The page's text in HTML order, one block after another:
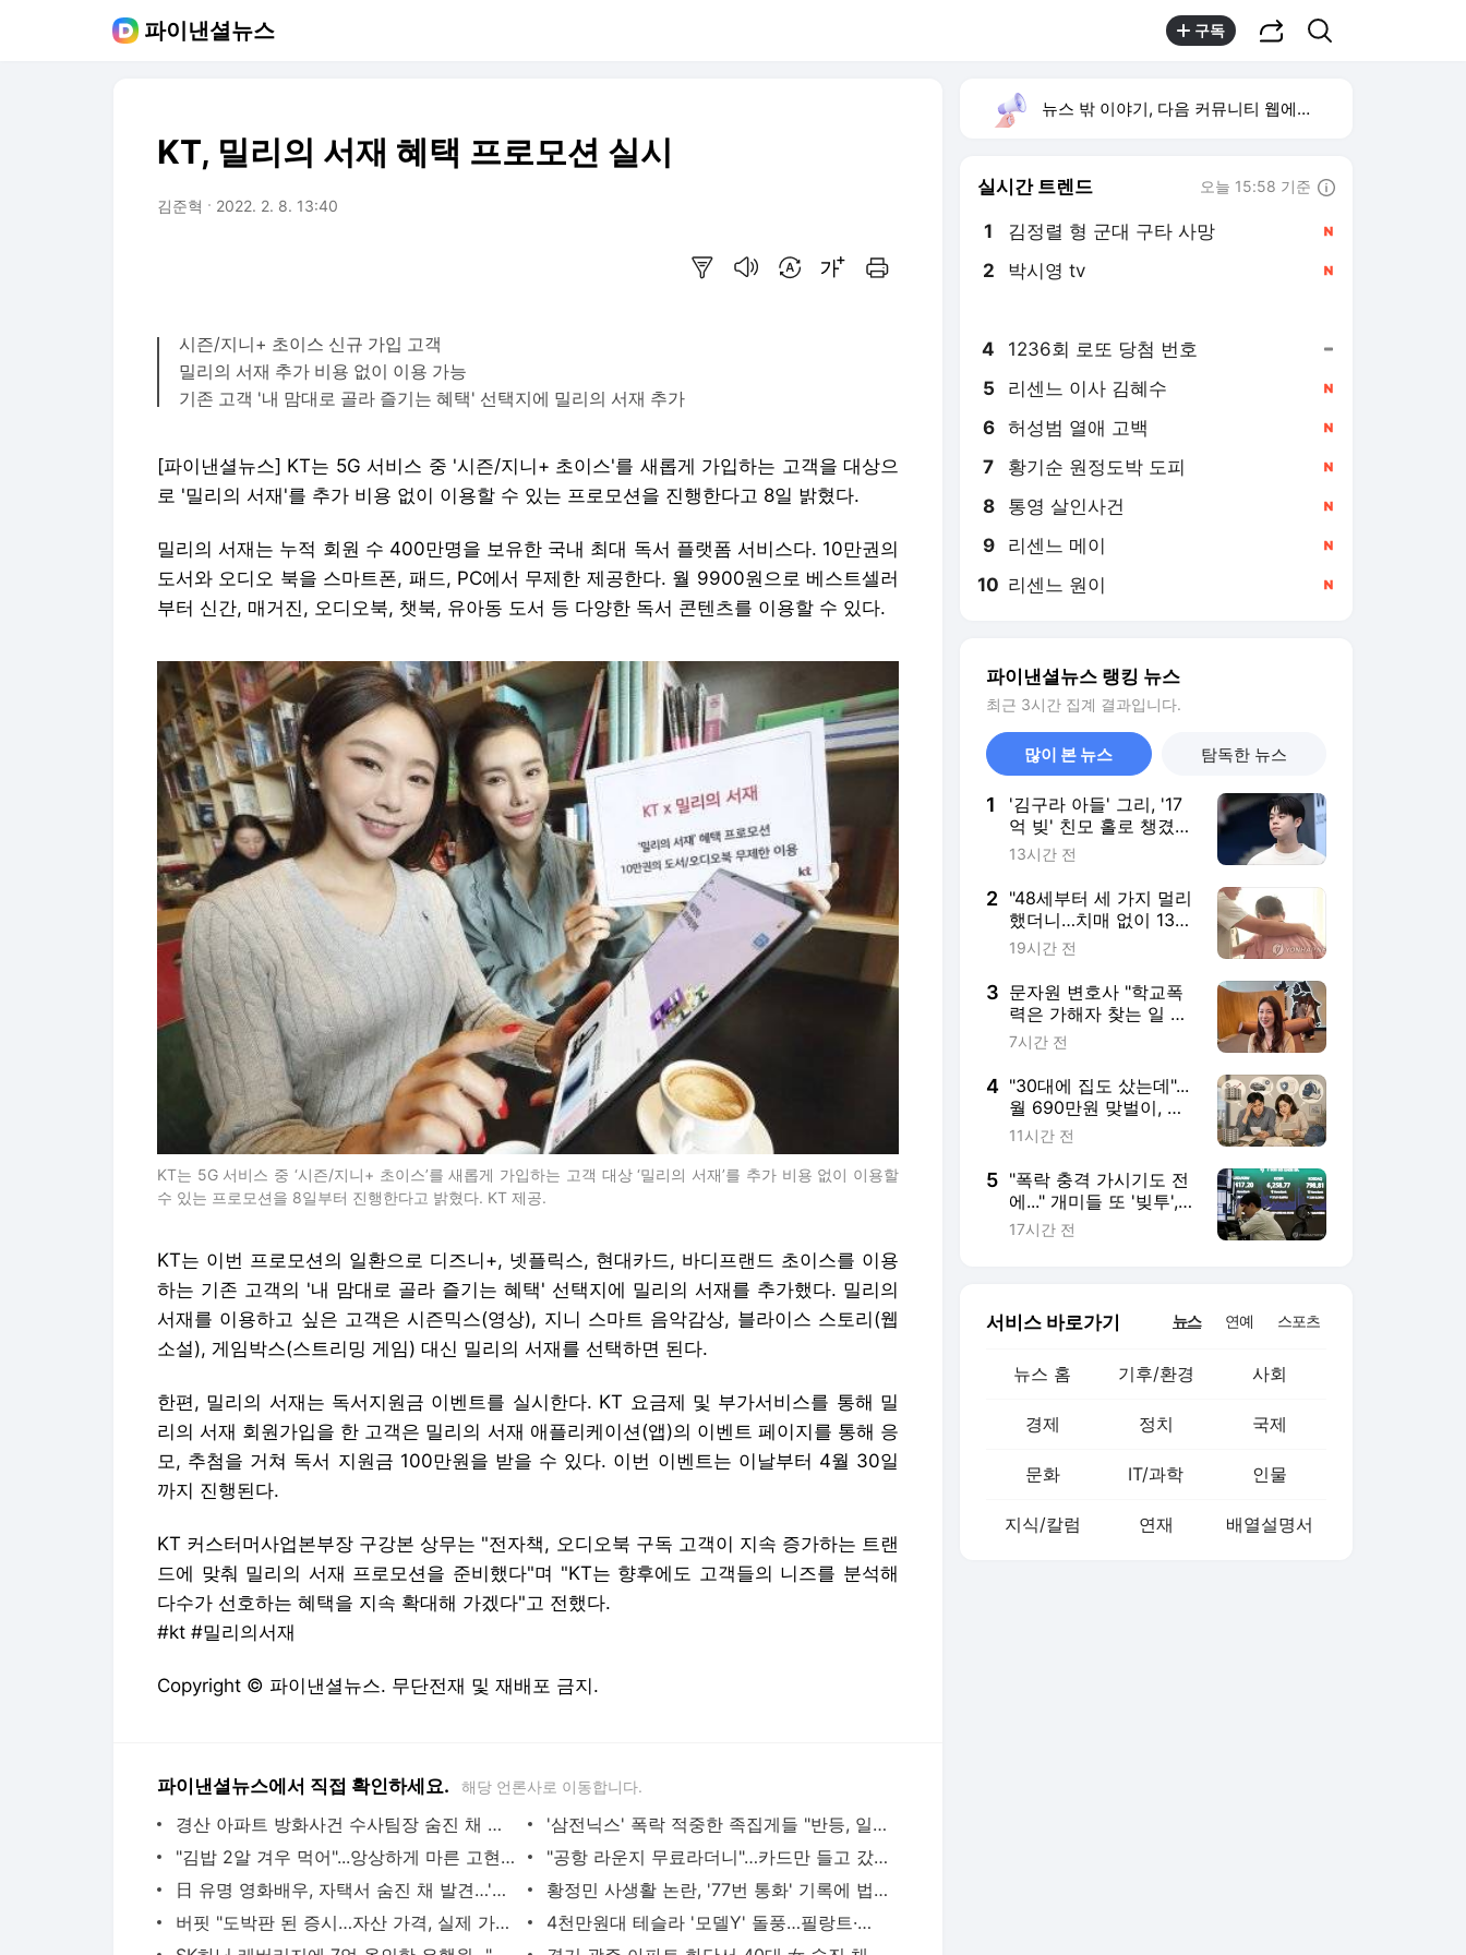
파이낸셜뉴스 구독
KT, 밀리의 서재 혜택 프로모션 실시
김준혁 2022. 2. 8. 13:40
시즌/지니+ 초이스 신규 가입 고객
밀리의 서재 추가 비용 없이 이용 가능
기존 고객 '내 맘대로 골라 즐기는 혜택' 선택지에 밀리의 서재 추가
[파이낸셜뉴스] KT는 5G 서비스 중 '시즌/지니+ 초이스'를 새롭게 가입하는 고객을 대상으
로 '밀리의 서재'를 추가 비용 없이 이용할 수 있는 프로모션을 진행한다고 8일 밝혔다.
밀리의 서재는 누적 회원 수 400만명을 보유한 국내 최대 독서 플랫폼 서비스다. 10만권의
도서와 오디오 북을 스마트폰, 패드, PC에서 무제한 제공한다. 월 9900원으로 베스트셀러
부터 신간, 매거진, 오디오북, 챗북, 유아동 도서 등 다양한 독서 콘텐츠를 이용할 수 있다.
KT는 5G 서비스 중 ‘시즌/지니+ 초이스’를 새롭게 가입하는 고객 대상 ‘밀리의 서재’를 추가 비용 없이 이용할
수 있는 프로모션을 8일부터 진행한다고 밝혔다. KT 제공.
KT는 이번 프로모션의 일환으로 디즈니+, 넷플릭스, 현대카드, 바디프랜드 초이스를 이용
하는 기존 고객의 '내 맘대로 골라 즐기는 혜택' 선택지에 밀리의 서재를 추가했다. 밀리의
서재를 이용하고 싶은 고객은 시즌믹스(영상), 지니 스마트 음악감상, 블라이스 스토리(웹
소설), 게임박스(스트리밍 게임) 대신 밀리의 서재를 선택하면 된다.
한편, 밀리의 서재는 독서지원금 이벤트를 실시한다. KT 요금제 및 부가서비스를 통해 밀
리의 서재 회원가입을 한 고객은 밀리의 서재 애플리케이션(앱)의 이벤트 페이지를 통해 응
모, 추첨을 거쳐 독서 지원금 100만원을 받을 수 있다. 이번 이벤트는 이날부터 4월 30일
까지 진행된다.
KT 커스터머사업본부장 구강본 상무는 "전자책, 오디오북 구독 고객이 지속 증가하는 트랜
드에 맞춰 밀리의 서재 프로모션을 준비했다"며 "KT는 향후에도 고객들의 니즈를 분석해
다수가 선호하는 혜택을 지속 확대해 가겠다"고 전했다.
#kt #밀리의서재
Copyright © 파이낸셜뉴스. 무단전재 및 재배포 금지.
파이낸셜뉴스에서 직접 확인하세요. 해당 언론사로 이동합니다.
경산 아파트 방화사건 수사팀장 숨진 채 발견…사망 경위 조사
'삼전닉스' 폭락 적중한 족집게들 "반등, 일회성 아니다"면서... AI 과잉투자엔 '우려'
"김밥 2알 겨우 먹어"...앙상하게 마른 고현정, 다이어트 아닌 '음식 공포증' 고백 [헬스톡]
"공항 라운지 무료라더니"…카드만 들고 갔다간 '헛걸음'
日 유명 영화배우, 자택서 숨진 채 발견…'마약투약 혐의'
황정민 사생활 논란, '77번 통화' 기록에 법조계 주목
버핏 "도박판 된 증시…자산 가격, 실제 가치보다 비싸"
4천만원대 테슬라 '모델Y' 돌풍…필랑트·액티언 판매 '직격탄'
뉴스 밖 이야기, 다음 커뮤니티 웹에서 보기
실시간 트렌드 오늘 15:58 기준
1 김정렬 형 군대 구타 사망
2 박시영 tv
4 1236회 로또 당첨 번호
5 리센느 이사 김혜수
6 허성범 열애 고백
7 황기순 원정도박 도피
8 통영 살인사건
9 리센느 메이
10 리센느 원이
파이낸셜뉴스 랭킹 뉴스
최근 3시간 집계 결과입니다.
많이 본 뉴스 탐독한 뉴스
1
'김구라 아들' 그리, '17
억 빚' 친모 홀로 챙겼
다…"나밖에 없어, 잘 계
13시간 전
2 "48세부터 세 가지 멀리
했더니…치매 없이 13년
더 살았다" [헬스톡]
19시간 전
3 문자원 변호사 "학교폭
력은 가해자 찾는 일 아
닌, 아이들 보내는 신호"
7시간 전
4 "30대에 집도 샀는데"...
월 690만원 맞벌이, 남
는 건 20만원뿐 [머니설
11시간 전
5 "폭락 충격 가시기도 전
에..." 개미들 또 '빚투',
신용융자잔고 하루 만에
17시간 전
서비스 바로가기 뉴스 연예 스포츠
뉴스 홈 기후/환경 사회
경제 정치 국제
문화 IT/과학 인물
지식/칼럼 연재 배열설명서